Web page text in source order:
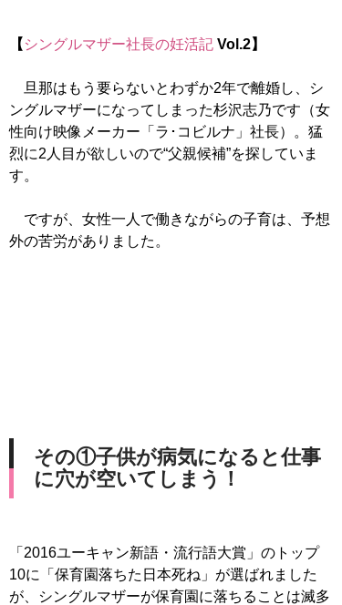
【 シングルマザー社長の妊活記 Vol.2】
旦那はもう要らないとわずか2年で離婚し、シ
ングルマザーになってしまった杉沢志乃です（女
性向け映像メーカー「ラ･コビルナ」社長）。猛
烈に2人目が欲しいので“父親候補”を探していま
す。
ですが、女性一人で働きながらの子育は、予想
外の苦労がありました。
その①子供が病気になると仕事
に穴が空いてしまう！
「2016ユーキャン新語・流行語大賞」のトップ
10に「保育園落ちた日本死ね」が選ばれました
が、シングルマザーが保育園に落ちることは滅多